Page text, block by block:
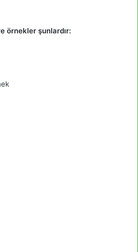
örnekler şunlardır: